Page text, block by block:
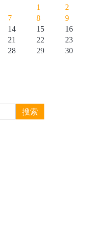
1
2
7 8
9
14 15
16
21 22
23
28 29
30